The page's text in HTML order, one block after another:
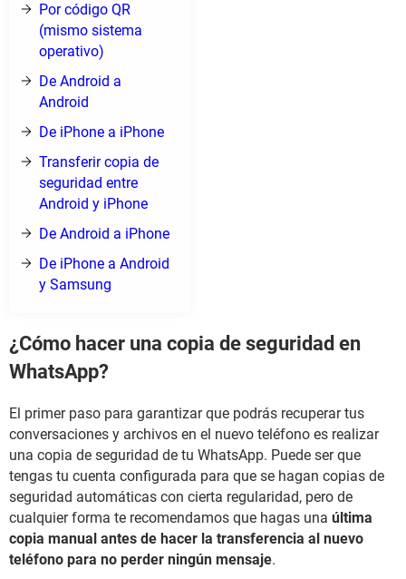
Por código QR
(mismo sistema
operativo)
De Android a
Android
De iPhone a iPhone
Transferir copia de
seguridad entre
Android y iPhone
De Android a iPhone
De iPhone a Android
y Samsung
¿Cómo hacer una copia de seguridad en
WhatsApp?
El primer paso para garantizar que podrás recuperar tus
conversaciones y archivos en el nuevo teléfono es realizar
una copia de seguridad de tu WhatsApp. Puede ser que
tengas tu cuenta configurada para que se hagan copias de
seguridad automáticas con cierta regularidad, pero de
cualquier forma te recomendamos que hagas una última
copia manual antes de hacer la transferencia al nuevo
teléfono para no perder ningún mensaje.